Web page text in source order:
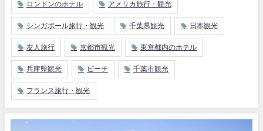
ロンドンのホテル アメリカ旅行・観光
シンガポール旅行・観光 千葉県観光 日本観光
友人旅行 京都市観光 東京都内のホテル
兵庫県観光 ビーチ 千葉市観光
フランス旅行・観光